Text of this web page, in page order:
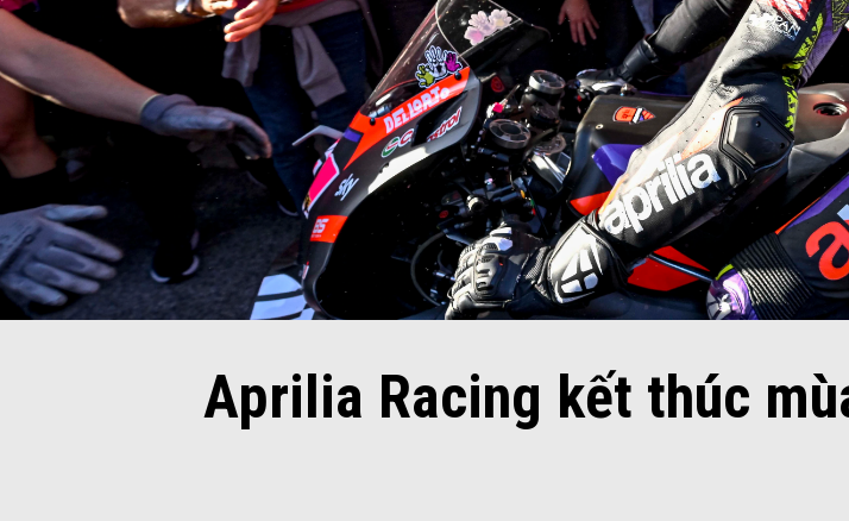
Aprilia Racing kết thúc